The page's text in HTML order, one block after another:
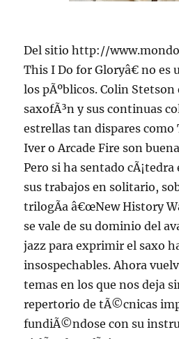
Del sitio http://
This I Do for Gloryâ€ no es
los pÃºblicos. Colin
saxofÃ³n y sus continuas
estrellas tan dispares como
Iver o Arcade Fire son
Pero si ha sentado
sus trabajos en solitario,
trilogÃ­a â€œNew History
se vale de su dominio del
jazz para exprimir el saxo
insospechables. Ahora
temas en los que nos deja
repertorio de tÃ©cnicas
fundiÃ©ndose con su